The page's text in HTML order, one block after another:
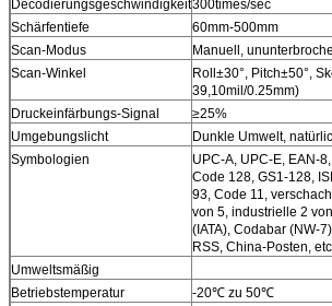
Decodierungsgeschwindigkeit300times/sec
Schärfentiefe
60mm-500mm
Scan-Modus
Manuell,
Scan-Winkel
Roll±30°, Pitch±50°,
39,10mil/0.25mm)
Druckeinfärbungs-Signal
≥25%
Umgebungslicht
Dunkle Umwelt,
Symbologien
UPC-A, UPC-E, EAN-
Code 128, GS1-128,
93, Code 11,
von 5, industrielle 2
(IATA), Codabar (NW-
RSS, China-Posten,
Umweltsmäßig
Betriebstemperatur
-20℃ zu 50℃